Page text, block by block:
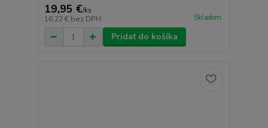
19,95 €/ks
16,22 € bez DPH Skladom
Pridať do košíka